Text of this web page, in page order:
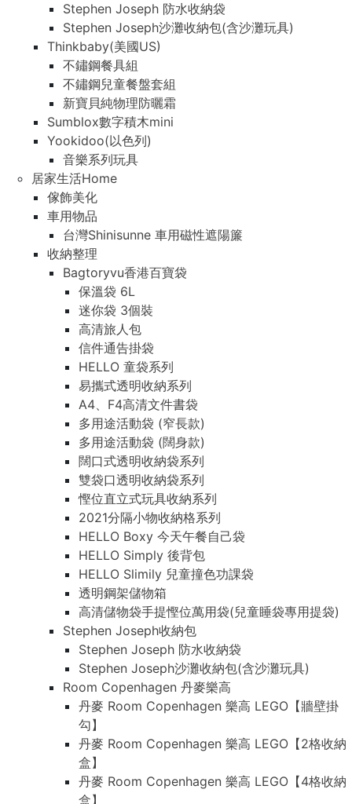
Stephen Joseph 防水收納袋
Stephen Joseph沙灘收納包(含沙灘玩具)
Thinkbaby(美國US)
不鏽鋼餐具組
不鏽鋼兒童餐盤套組
新寶貝純物理防曬霜
Sumblox數字積木mini
Yookidoo(以色列)
音樂系列玩具
居家生活Home
傢飾美化
車用物品
台灣Shinisunne 車用磁性遮陽簾
收納整理
Bagtoryvu香港百寶袋
保溫袋 6L
迷你袋 3個裝
高清旅人包
信件通告掛袋
HELLO 童袋系列
易攜式透明收納系列
A4、F4高清文件書袋
多用途活動袋 (窄長款)
多用途活動袋 (闊身款)
闊口式透明收納袋系列
雙袋口透明收納袋系列
慳位直立式玩具收納系列
2021分隔小物收納格系列
HELLO Boxy 今天午餐自己袋
HELLO Simply 後背包
HELLO Slimily 兒童撞色功課袋
透明鋼架儲物箱
高清儲物袋手提慳位萬用袋(兒童睡袋專用提袋)
Stephen Joseph收納包
Stephen Joseph 防水收納袋
Stephen Joseph沙灘收納包(含沙灘玩具)
Room Copenhagen 丹麥樂高
丹麥 Room Copenhagen 樂高 LEGO【牆壁掛
勾】
丹麥 Room Copenhagen 樂高 LEGO【2格收納
盒】
丹麥 Room Copenhagen 樂高 LEGO【4格收納
盒】